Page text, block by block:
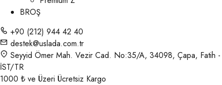
BROŞ
+90 (212) 944 42 40
destek@uslada.com.tr
Seyyid Ömer Mah. Vezir Cad. No:35/A, 34098, Çapa, Fatih -
İST/TR
1000 ₺ ve Üzeri Ücretsiz Kargo